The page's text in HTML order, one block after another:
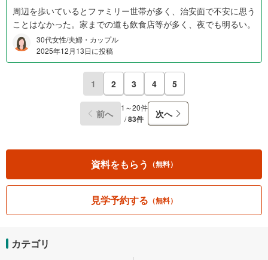
周辺を歩いているとファミリー世帯が多く、治安面で不安に思う
ことはなかった。家までの道も飲食店等が多く、夜でも明るい。
30代女性/夫婦・カップル
2025年12月13日に投稿
1 2 3 4 5
前へ
1～20件
/83件 次へ
資料をもらう （無料）
見学予約する （無料）
カテゴリ